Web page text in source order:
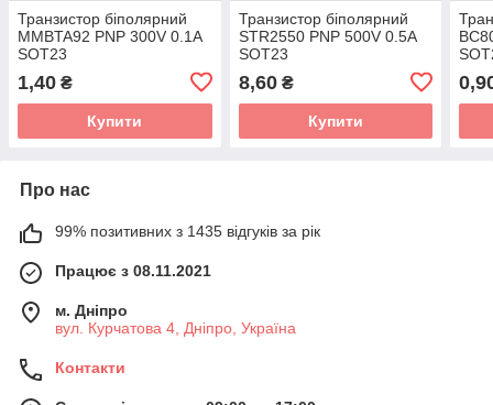
Транзистор біполярний
MMBTA92 PNP 300V 0.1A
SOT23
1,40 ₴
Купити
Транзистор біполярний
STR2550 PNP 500V 0.5A
SOT23
8,60₴
Купити
Про нас
99% позитивних з 1435 відгуків за рік
Працює з 08.11.2021
м. Дніпро
вул. Курчатова 4, Дніпро, Україна
Контакти